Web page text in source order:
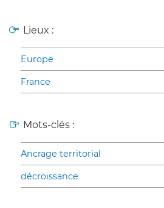
Lieux :
Europe
France
Mots-clés :
Ancrage territorial
décroissance